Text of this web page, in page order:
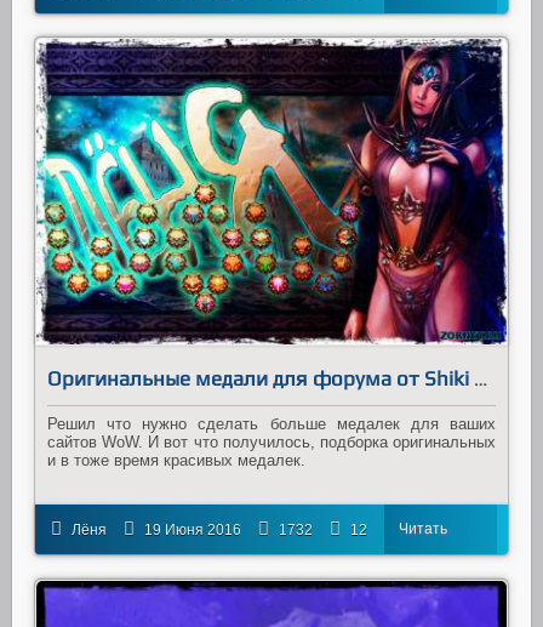
далее
Оригинальные медали для форума от Shiki v8
Решил что нужно сделать больше медалек для ваших
сайтов WoW. И вот что получилось, подборка оригинальных
и в тоже время красивых медалек.
Лёня 19 Июня 2016 1732 12 Читать
далее